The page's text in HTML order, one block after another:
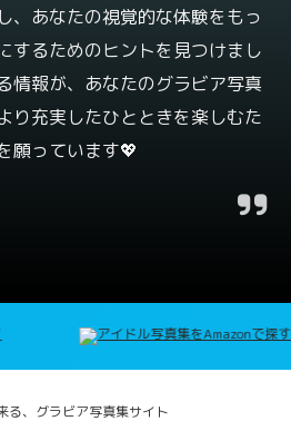
、あなたの視覚的な体験をもっ
するためのヒントを見つけまし
情報が、あなたのグラビア写真
り充実したひとときを楽しむた
願っています💖
る、グラビア写真集サイト